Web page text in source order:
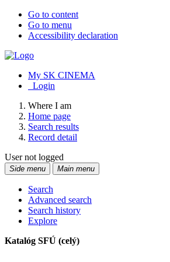
Go to content
Go to menu
Accessibility declaration
My SK CINEMA
Login
Where I am
Home page
Search results
Record detail
User not logged
Side menu Main menu
Search
Advanced search
Search history
Explore
Katalóg SFÚ (celý)